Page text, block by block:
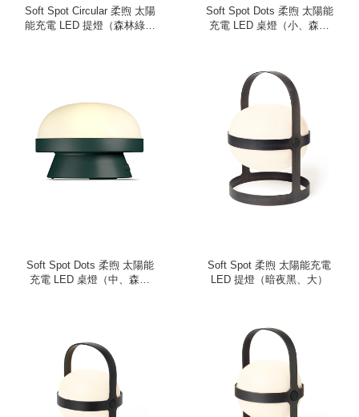
Soft Spot Circular 柔煦 太陽
能充電 LED 提燈（森林綠、
Soft Spot Dots 柔煦 太陽能
充電 LED 桌燈（小、森林
Soft Spot Dots 柔煦 太陽能
充電 LED 桌燈（中、森林
Soft Spot 柔煦 太陽能充電
LED 提燈（暗夜黑、大）